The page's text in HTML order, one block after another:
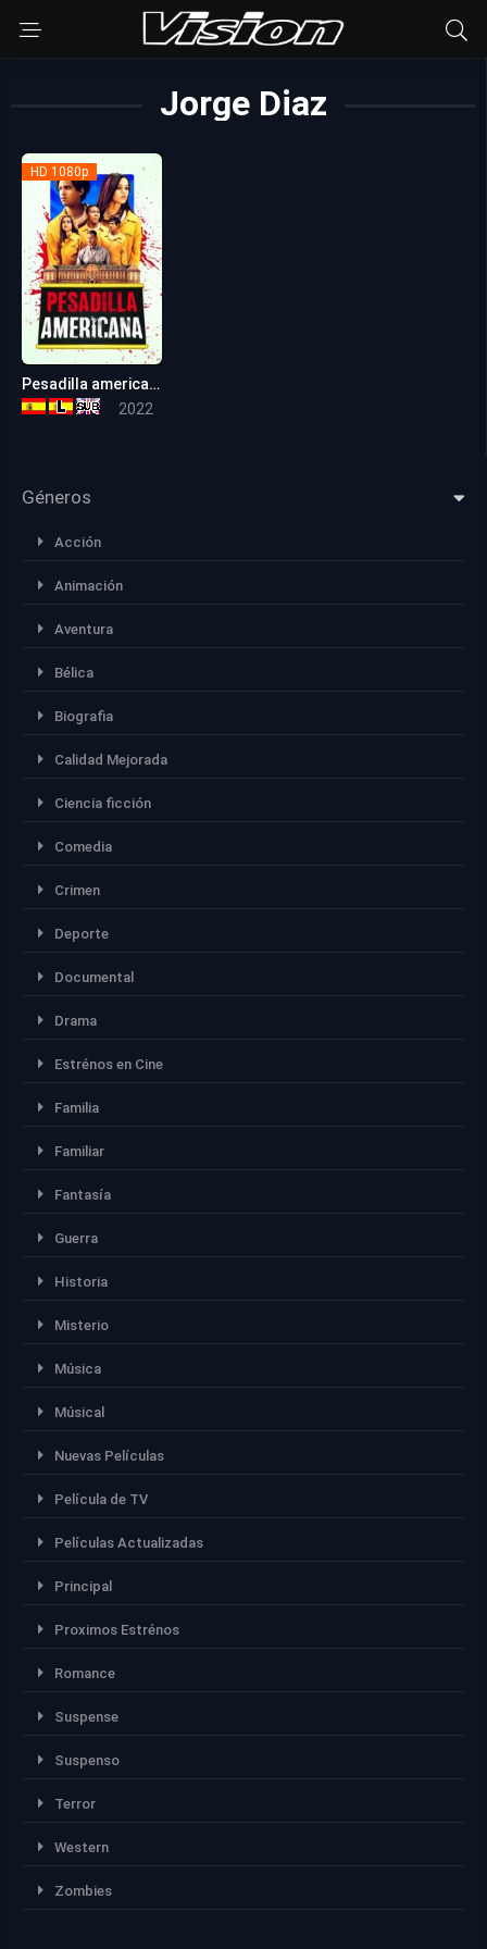
Jorge Diaz
HD 1080p
Pesadilla americana (American Carnage)
2022
Géneros
Acción
Animación
Aventura
Bélica
Biografia
Calidad Mejorada
Ciencia ficción
Comedia
Crimen
Deporte
Documental
Drama
Estrénos en Cine
Familia
Familiar
Fantasía
Guerra
Historia
Misterio
Música
Músical
Nuevas Películas
Película de TV
Películas Actualizadas
Principal
Proximos Estrénos
Romance
Suspense
Suspenso
Terror
Western
Zombies